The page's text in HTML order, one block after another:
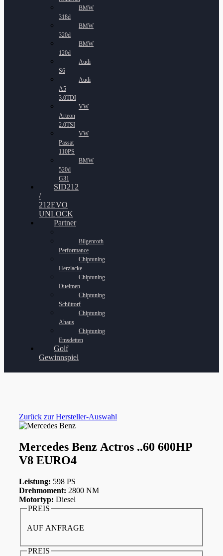
BMW
318d
BMW
320d
BMW
120d
Audi
S6
Audi
A5
3.0TDI
VW
Arteon
2.0TSI
VW
Passat
110PS
BMW
520d
G31
SID212
/
212EVO
UNLOCK
Partner
Bilgenroth
Performance
Chiptuning
Herzlacke
Chiptuning
Duelmen
Chiptuning
Schüttorf
Chiptuning
Ahaus
Chiptuning
Emsdetten
Golf
Gewinnspiel
Zurück zur Hersteller-Auswahl
Mercedes Benz Actros ..60 600HP
V8 EURO4
Leistung: 598 PS
Drehmoment: 2800 NM
Motortyp: Diesel
PREIS
AUF ANFRAGE
PREIS